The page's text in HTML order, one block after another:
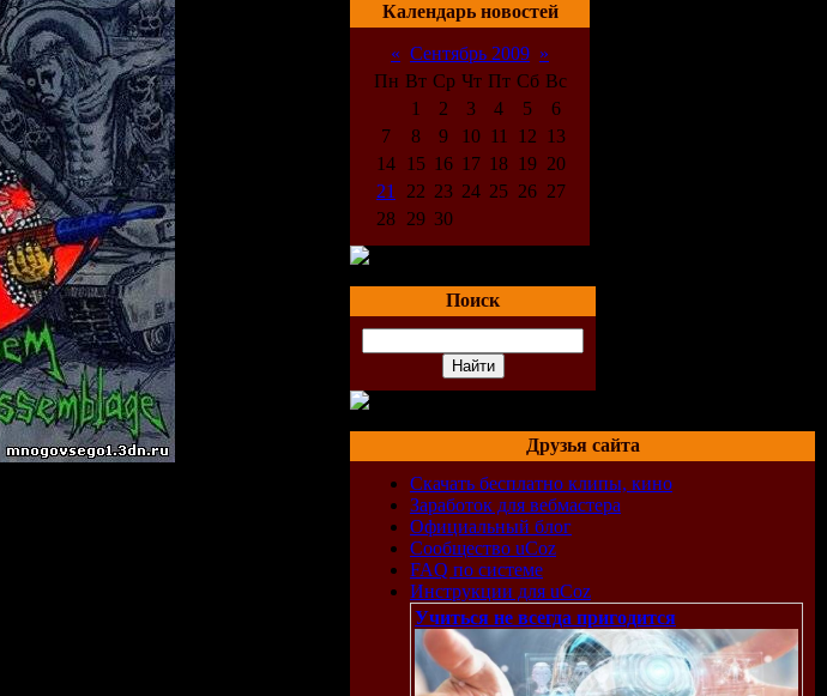
Календарь новостей
« Сентябрь 2009 »
Пн Вт Ср Чт Пт Сб Вс
1
2 3 4 5
6
7
8 9 10 11 12
13
14
15 16 17 18 19 20
21
22 23 24 25 26 27
28 29 30
Поиск
Друзья сайта
Скачать бесплатно клипы, кино
Заработок для вебмастера
Официальный блог
Сообщество uCoz
FAQ по системе
Инструкции для uCoz
Учиться не всегда пригодится